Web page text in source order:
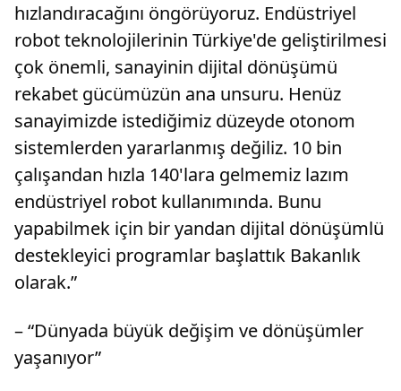
hızlandıracağını öngörüyoruz. Endüstriyel
robot teknolojilerinin Türkiye'de geliştirilmesi
çok önemli, sanayinin dijital dönüşümü
rekabet gücümüzün ana unsuru. Henüz
sanayimizde istediğimiz düzeyde otonom
sistemlerden yararlanmış değiliz. 10 bin
çalışandan hızla 140'lara gelmemiz lazım
endüstriyel robot kullanımında. Bunu
yapabilmek için bir yandan dijital dönüşümlü
destekleyici programlar başlattık Bakanlık
olarak.”
– “Dünyada büyük değişim ve dönüşümler
yaşanıyor”